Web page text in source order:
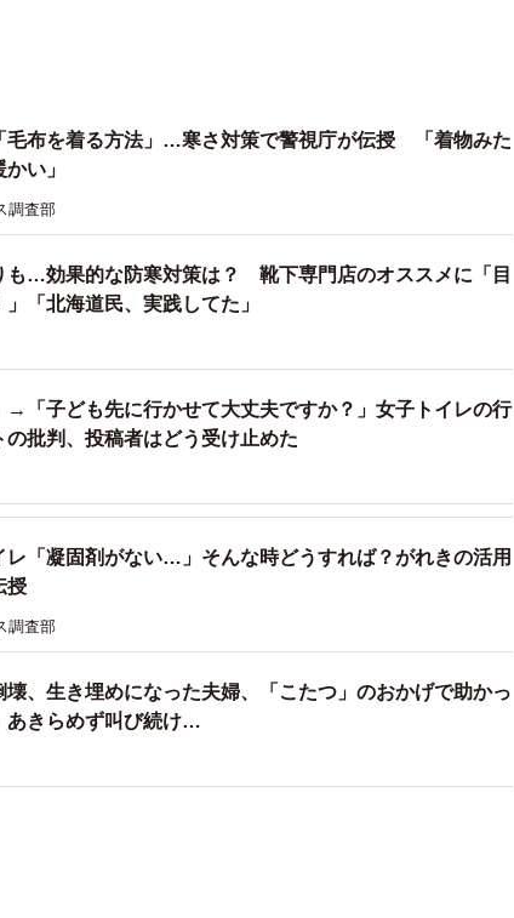
2/2
る時は注意が必要です※画像はイメージです（PhotoAC）
ければ、冬の車中泊は耐えられないということがわかり
てカイロ」あれば何とか8時間耐えられましたが、それ
す。「エマージェントシート」は、通気性がないぶん最
とコメントしています。
毛布を着る方法」…寒さ対策で警視庁が伝授 「着物みた
い」
調査部
も…効果的な防寒対策は？ 靴下専門店のオススメに「目
「北海道民、実践してた」
→「子ども先に行かせて大丈夫ですか？」女子トイレの行
批判、投稿者はどう受け止めた
レ「凝固剤がない…」そんな時どうすれば？がれきの活用
授
調査部
壊、生き埋めになった夫婦、「こたつ」のおかげで助かっ
あきらめず叫び続け…